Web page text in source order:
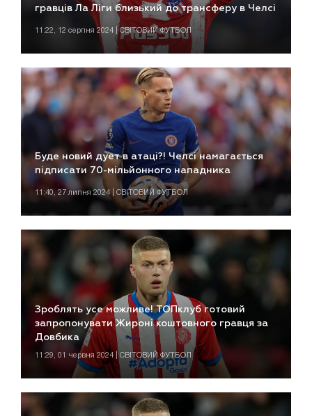
гравців Ла Ліги близький до трансферу в Челсі
11:22, 12 серпня 2024 | СВІТОВИЙ ФУТБОЛ
Буде новий дует в атаці?! Челсі намагається
підписати 70-мільйонного нападника
11:40, 27 липня 2024 | СВІТОВИЙ ФУТБОЛ
Зроблять усе можливе! ТОПклуб готовий
запропонувати Жироні коштовного гравця за
Довбика
11:29, 01 червня 2024 | СВІТОВИЙ ФУТБОЛ